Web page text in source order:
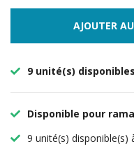
AJOUTER
9 unité(s)
Disponible pour
9 unité(s) disponible(s)